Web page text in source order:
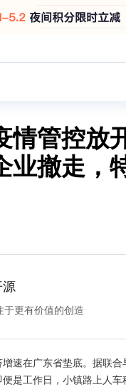
情管控放
业撤走，
更有价值的创造
速在广东省垫底。据联合
是工作日，小镇路上人